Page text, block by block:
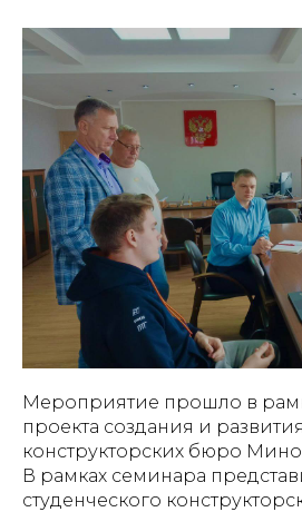
Мероприятие прошло в
проекта создания и
конструкторских бюро
В рамках семинара
студенческого